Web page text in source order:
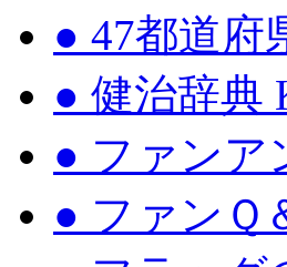
● 47都道府
● 健治辞典
● ファンア
● ファンＱ